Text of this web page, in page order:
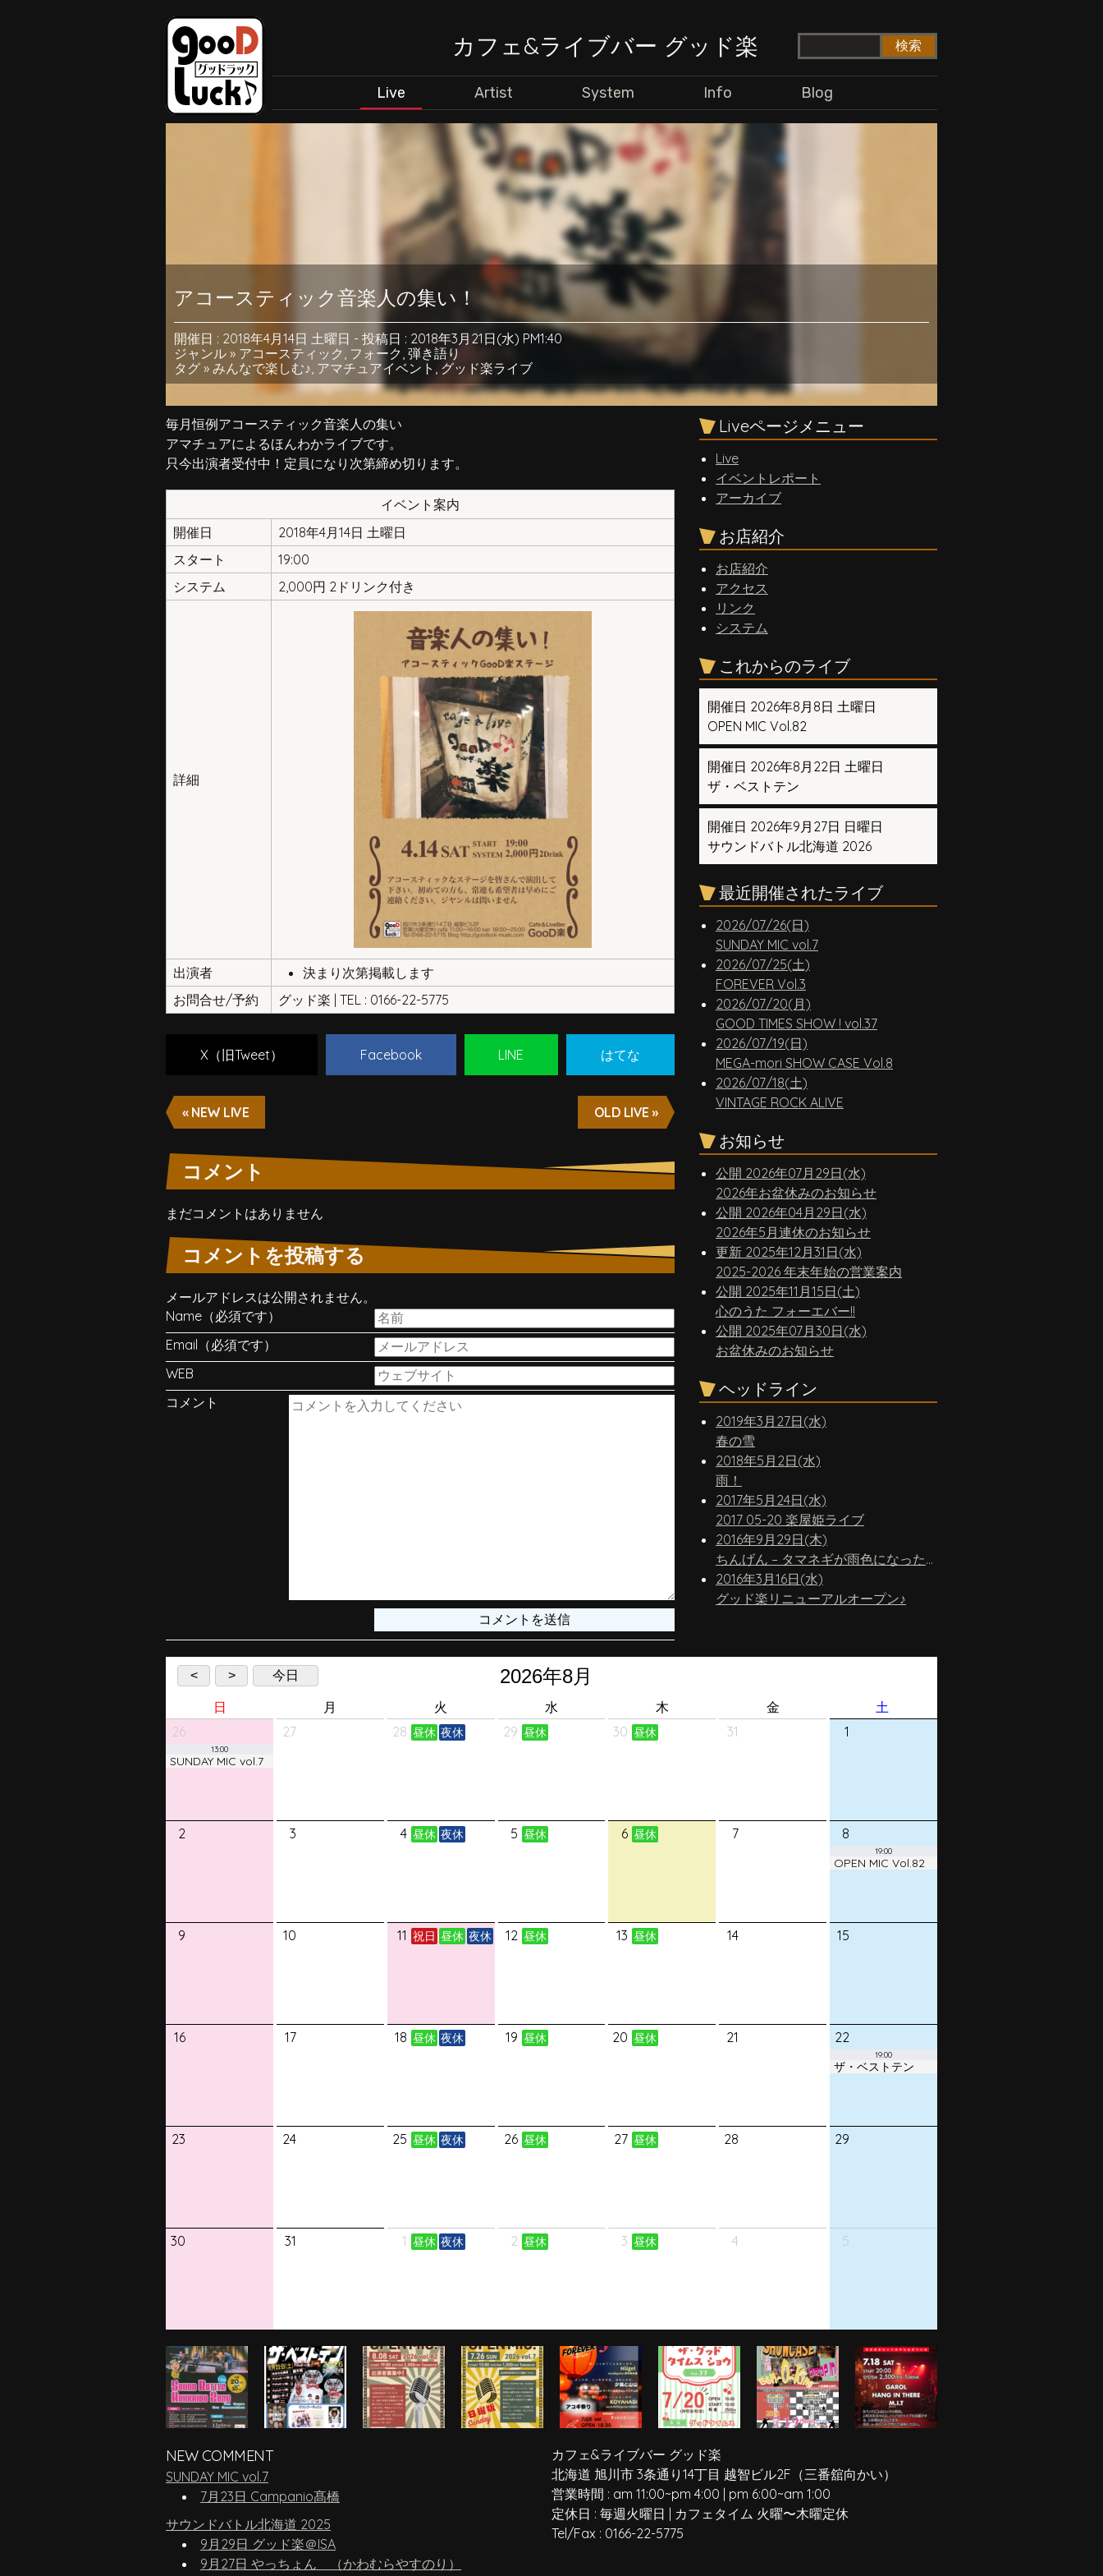
カフェ&ライブバー グッド楽
Live Artist System Info Blog
アコースティック音楽人の集い！
開催日 : 2018年4月14日 土曜日 - 投稿日 : 2018年3月21日(水) PM1:40
ジャンル » アコースティック , フォーク, 弾き語り
タグ » みんなで楽しむ♪, アマチュアイベント , グッド楽ライブ
毎月恒例アコースティック音楽人の集い
アマチュアによるほんわかライブです。
只今出演者受付中！定員になり次第締め切ります。
イベント案内
開催日
2018年4月14日 土曜日
スタート
19:00
システム
2,000円 2ドリンク付き
詳細
出演者
決まり次第掲載します
お問合せ/予約
グッド楽 | TEL : 0166-22-5775
X（旧Tweet） Facebook LINE はてな
« NEW LIVE OLD LIVE »
コメント
まだコメントはありません
コメントを投稿する
メールアドレスは公開されません。
Name（必須です）
Email（必須です）
WEB
コメント
Liveページメニュー
Live
イベントレポート
アーカイブ
お店紹介
お店紹介
アクセス
リンク
システム
これからのライブ
開催日 2026年8月8日 土曜日
OPEN MIC Vol.82
開催日 2026年8月22日 土曜日
ザ・ベストテン
開催日 2026年9月27日 日曜日
サウンドバトル北海道 2026
最近開催されたライブ
2026/07/26(日)
SUNDAY MIC vol.7
2026/07/25(土)
FOREVER Vol.3
2026/07/20(月)
GOOD TIMES SHOW ! vol.37
2026/07/19(日)
MEGA-mori SHOW CASE Vol.8
2026/07/18(土)
VINTAGE ROCK ALIVE
お知らせ
公開 2026年07月29日(水)
2026年お盆休みのお知らせ
公開 2026年04月29日(水)
2026年5月連休のお知らせ
更新 2025年12月31日(水)
2025-2026 年末年始の営業案内
公開 2025年11月15日(土)
心のうた フォーエバー!!
公開 2025年07月30日(水)
お盆休みのお知らせ
ヘッドライン
2019年3月27日(水)
春の雪
2018年5月2日(水)
雨！
2017年5月24日(水)
2017 05-20 楽屋姫ライブ
2016年9月29日(木)
ちんげん – タマネギが雨色になったら
2016年3月16日(水)
グッド楽リニューアルオープン♪
< > 今日
日 月 火 水 木 金
土
26
13:00
SUNDAY MIC vol.7
27 28 昼休 夜休 29 昼休 30 昼休 31 1
2 3 4 昼休 夜休 5 昼休 6 昼休 7 8
19:00
OPEN MIC Vol.82
9 10 11 祝日 昼休 夜休 12 昼休 13 昼休 14 15
16 17 18 昼休 夜休 19 昼休 20 昼休 21 22
19:00
ザ・ベストテン
23 24 25 昼休 夜休 26 昼休 27 昼休 28 29
30 31 1 昼休 夜休 2 昼休 3 昼休 4 5
NEW COMMENT
SUNDAY MIC vol.7
7月23日 Campanio髙橋
サウンドバトル北海道 2025
9月29日 グッド楽＠ISA
9月27日 やっちょん （かわむらやすのり）
カフェ&ライブバー グッド楽
北海道 旭川市 3条通り14丁目 越智ビル2F （三番舘向かい）
営業時間 : am 11:00~pm 4:00 | pm 6:00~am 1:00
定休日 : 毎週火曜日 | カフェタイム 火曜〜木曜定休
Tel/Fax : 0166-22-5775